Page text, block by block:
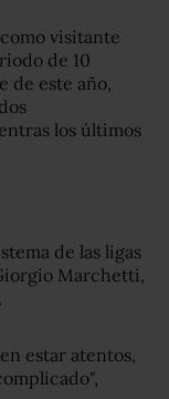
visitante
de 10
de este año,
los últimos
de las ligas
Marchetti,
estar atentos,